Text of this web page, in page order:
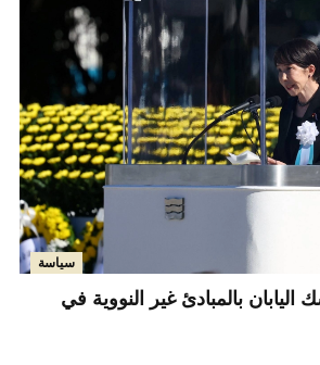
سياسة
بالمبادئ غير النووية في